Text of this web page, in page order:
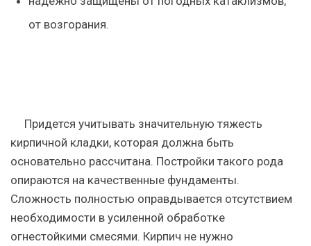
от возгорания.
Придется учитывать значительную тяжесть
кирпичной кладки, которая должна быть
основательно рассчитана. Постройки такого рода
опираются на качественные фундаменты.
Сложность полностью оправдывается отсутствием
необходимости в усиленной обработке
огнестойкими смесями. Кирпич не нужно